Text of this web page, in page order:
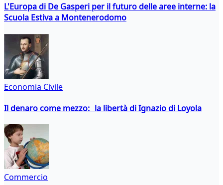
L'Europa di De Gasperi per il futuro delle aree interne: la
Scuola Estiva a Montenerodomo
Economia Civile
Il denaro come mezzo: la libertà di Ignazio di Loyola
Commercio